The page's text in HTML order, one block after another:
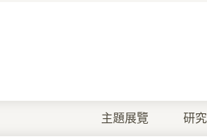
主題展覽 研